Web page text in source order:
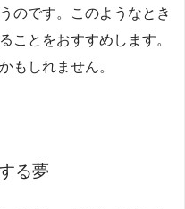
のです。このようなとき
ことをおすすめします。
もしれません。
る夢